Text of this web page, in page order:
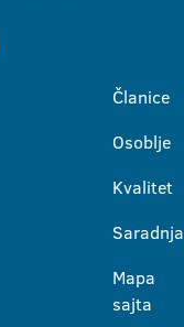
Članice
Osoblje
Kvalitet
Saradnja
Mapa
sajta